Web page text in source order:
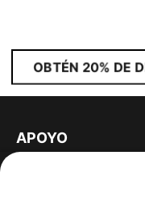
OBTÉN 20% DE
APOYO